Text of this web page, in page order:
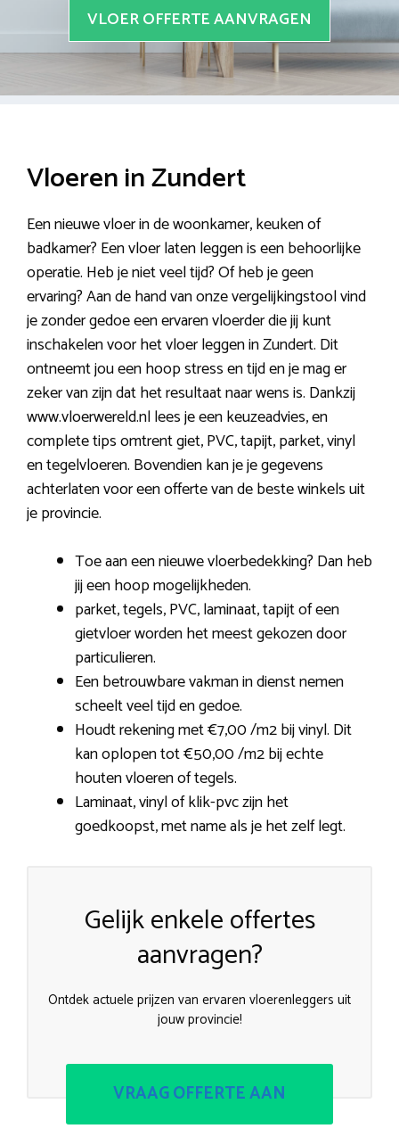
VLOER OFFERTE AANVRAGEN
Vloeren in Zundert
Een nieuwe vloer in de woonkamer, keuken of
badkamer? Een vloer laten leggen is een behoorlijke
operatie. Heb je niet veel tijd? Of heb je geen
ervaring? Aan de hand van onze vergelijkingstool vind
je zonder gedoe een ervaren vloerder die jij kunt
inschakelen voor het vloer leggen in Zundert. Dit
ontneemt jou een hoop stress en tijd en je mag er
zeker van zijn dat het resultaat naar wens is. Dankzij
www.vloerwereld.nl lees je een keuzeadvies, en
complete tips omtrent giet, PVC, tapijt, parket, vinyl
en tegelvloeren. Bovendien kan je je gegevens
achterlaten voor een offerte van de beste winkels uit
je provincie.
Toe aan een nieuwe vloerbedekking? Dan heb
jij een hoop mogelijkheden.
parket, tegels, PVC, laminaat, tapijt of een
gietvloer worden het meest gekozen door
particulieren.
Een betrouwbare vakman in dienst nemen
scheelt veel tijd en gedoe.
Houdt rekening met €7,00 /m2 bij vinyl. Dit
kan oplopen tot €50,00 /m2 bij echte
houten vloeren of tegels.
Laminaat, vinyl of klik-pvc zijn het
goedkoopst, met name als je het zelf legt.
Gelijk enkele offertes
aanvragen?
Ontdek actuele prijzen van ervaren vloerenleggers uit
jouw provincie!
VRAAG OFFERTE AAN